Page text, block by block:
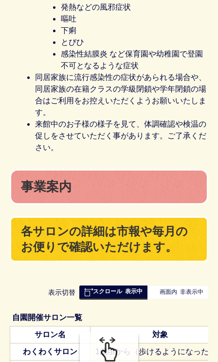
発熱などの風邪症状
嘔吐
下痢
とびひ
感染性結膜炎 など保育園や幼稚園で登園
不可となるような症状
同居家族に流行感染性の症状があられる場合や、
同居家族の在籍クラスの学級閉鎖や学年閉鎖の場
合はご利用をお控えいただくようお願いいたしま
す。
来館中のお子様の様子を見て、体調確認や検温の
促しをさせていただく事があります。ご了承くだ
さい。
事業案内
各サロンの詳細は市報や毎月の
お便りで確認いただけます。
表
み
の
表示切替 スクロール 表示中 画面内 非表示中
自園開催サロン一覧
サロン名 対象
わくわくサロン 1歳頃から（歩けるようになったら